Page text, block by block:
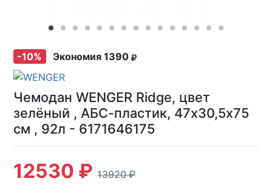
-10% Экономия 1390
Чемодан WENGER Ridge, цвет
зелёный , АБС-пластик, 47х30,5х75
см , 92л - 6171646175
12530 ₽ 13920 ₽